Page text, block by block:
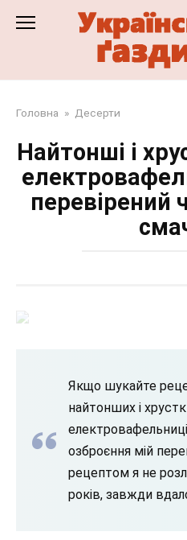
Головна » Десерти
Найтонші і
перевірений
Якщо шукайте
найтонших і
озброєння мій
рецептом я не
років, завжди